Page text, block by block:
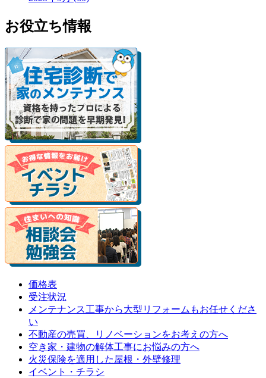
お役立ち情報
価格表
受注状況
メンテナンス工事から大型リフォームもお任せくださ
い
不動産の売買、リノベーションをお考えの方へ
空き家・建物の解体工事にお悩みの方へ
火災保険を適用した屋根・外壁修理
イベント・チラシ